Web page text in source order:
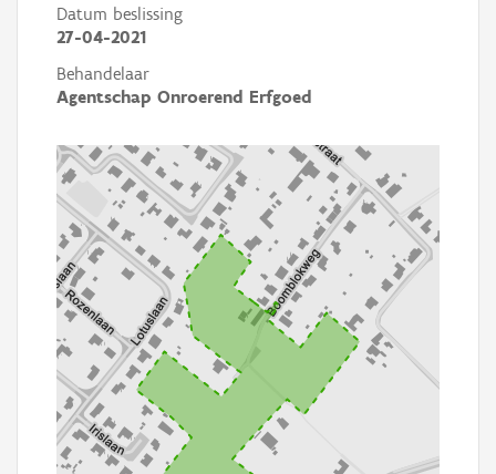
Datum beslissing
27-04-2021
Behandelaar
Agentschap Onroerend Erfgoed